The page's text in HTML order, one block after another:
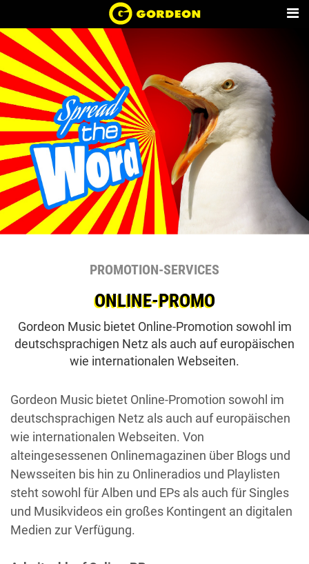
PROMOTION-SERVICES
ONLINE-PROMO
Gordeon Music bietet Online-Promotion sowohl im
deutschsprachigen Netz als auch auf europäischen
wie internationalen Webseiten.
Gordeon Music bietet Online-Promotion sowohl im
deutschsprachigen Netz als auch auf europäischen
wie internationalen Webseiten. Von
alteingesessenen Onlinemagazinen über Blogs und
Newsseiten bis hin zu Onlineradios und Playlisten
steht sowohl für Alben und EPs als auch für Singles
und Musikvideos ein großes Kontingent an digitalen
Medien zur Verfügung.